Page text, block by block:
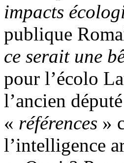
impacts
publique
ce serait une
pour l’écolo
l’ancien
« références »
l’intelligence